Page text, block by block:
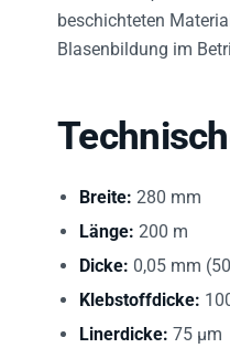
beschichteten
Blasenbildung im
Breite: 280 mm
Länge: 200 m
Dicke: 0,05 mm
Klebstoffdicke:
Linerdicke: 75 µm